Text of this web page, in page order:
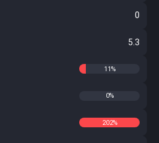
0
5.3
11%
0%
202%